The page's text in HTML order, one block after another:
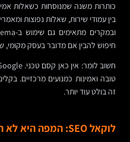
כותרות משנה שמנוסחות כשאלות
בין עמודי שירות, שאלות נפוצות
חיפוש להבין אם מדובר בעסק מקומי,
טובה ואמינות כמנועים מרכזיים.
זה בולט עוד יותר.
לוקאל SEO: המפה היא לא תוספת, היא ערוץ פניות